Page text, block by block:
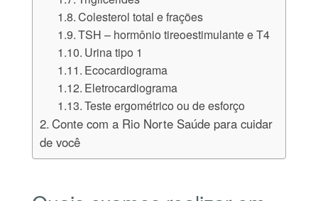
Colesterol total e frações
TSH – hormônio tireoestimulante e T4
Urina tipo 1
Ecocardiograma
Eletrocardiograma
Teste ergométrico ou de esforço
Conte com a Rio Norte Saúde para cuidar
de você